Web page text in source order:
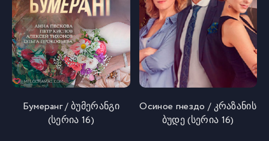
Бумеранг / ბუმერანგი
(სერია 16)
Осиное гнездо / კრაზანის
ბუდე (სერია 16)